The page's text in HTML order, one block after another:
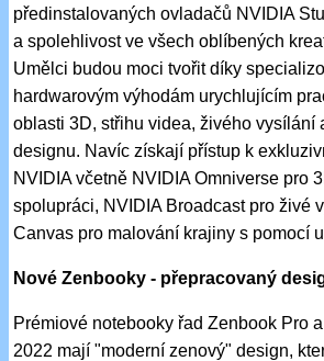
předinstalovaných ovladačů NVIDIA
a spolehlivost ve všech oblíbených
Umělci budou moci tvořit díky
hardwarovým výhodám urychlujícím
oblasti 3D, střihu videa, živého vysílání
designu. Navíc získají přístup k
NVIDIA včetně NVIDIA Omniverse pro
spolupráci, NVIDIA Broadcast pro živé
Canvas pro malování krajiny s pomocí
Nové Zenbooky - přepracovaný
Prémiové notebooky řad Zenbook Pro
2022 mají "moderní zenový" design,